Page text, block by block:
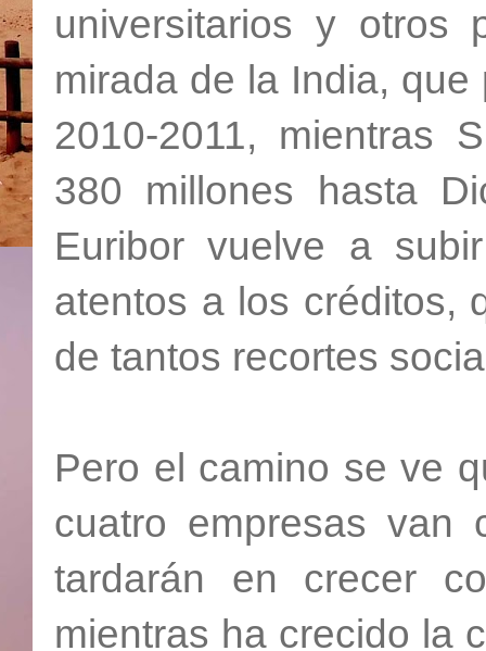
universitarios y otros
mirada de la India,
2010-2011, mientras
380 millones hasta
Euribor vuelve a
atentos a los créditos,
de tantos recortes
Pero el camino se ve
cuatro empresas van
tardarán en crecer
mientras ha crecido la